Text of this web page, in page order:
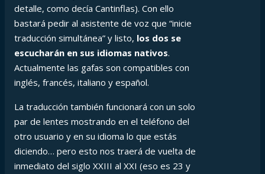
detalle, como decía Cantinflas). Con ello
bastará pedir al asistente de voz que “inicie
traducción simultánea” y listo, los dos se
escucharán en sus idiomas nativos.
Actualmente las gafas son compatibles con
inglés, francés, italiano y español.
La traducción también funcionará con un solo
par de lentes mostrando en el teléfono del
otro usuario y en su idioma lo que estás
diciendo… pero esto nos traerá de vuelta de
inmediato del siglo XXIII al XXI (eso es 23 y